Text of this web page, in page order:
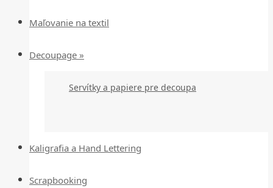
Maľovanie na textil
Decoupage »
Servítky a papiere pre decoupa
Kaligrafia a Hand Lettering
Scrapbooking